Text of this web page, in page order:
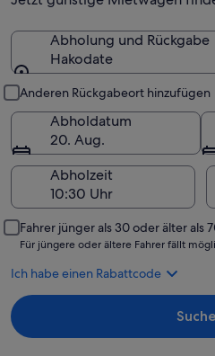
Abholung und Rückgabe
Hakodate
Anderen Rückgabeort hinzufügen
Abholdatum
20. Aug.
Abholzeit
Fahrer jünger als 30 oder älter als
Für jüngere oder ältere Fahrer fällt
Ich habe einen Rabattcode